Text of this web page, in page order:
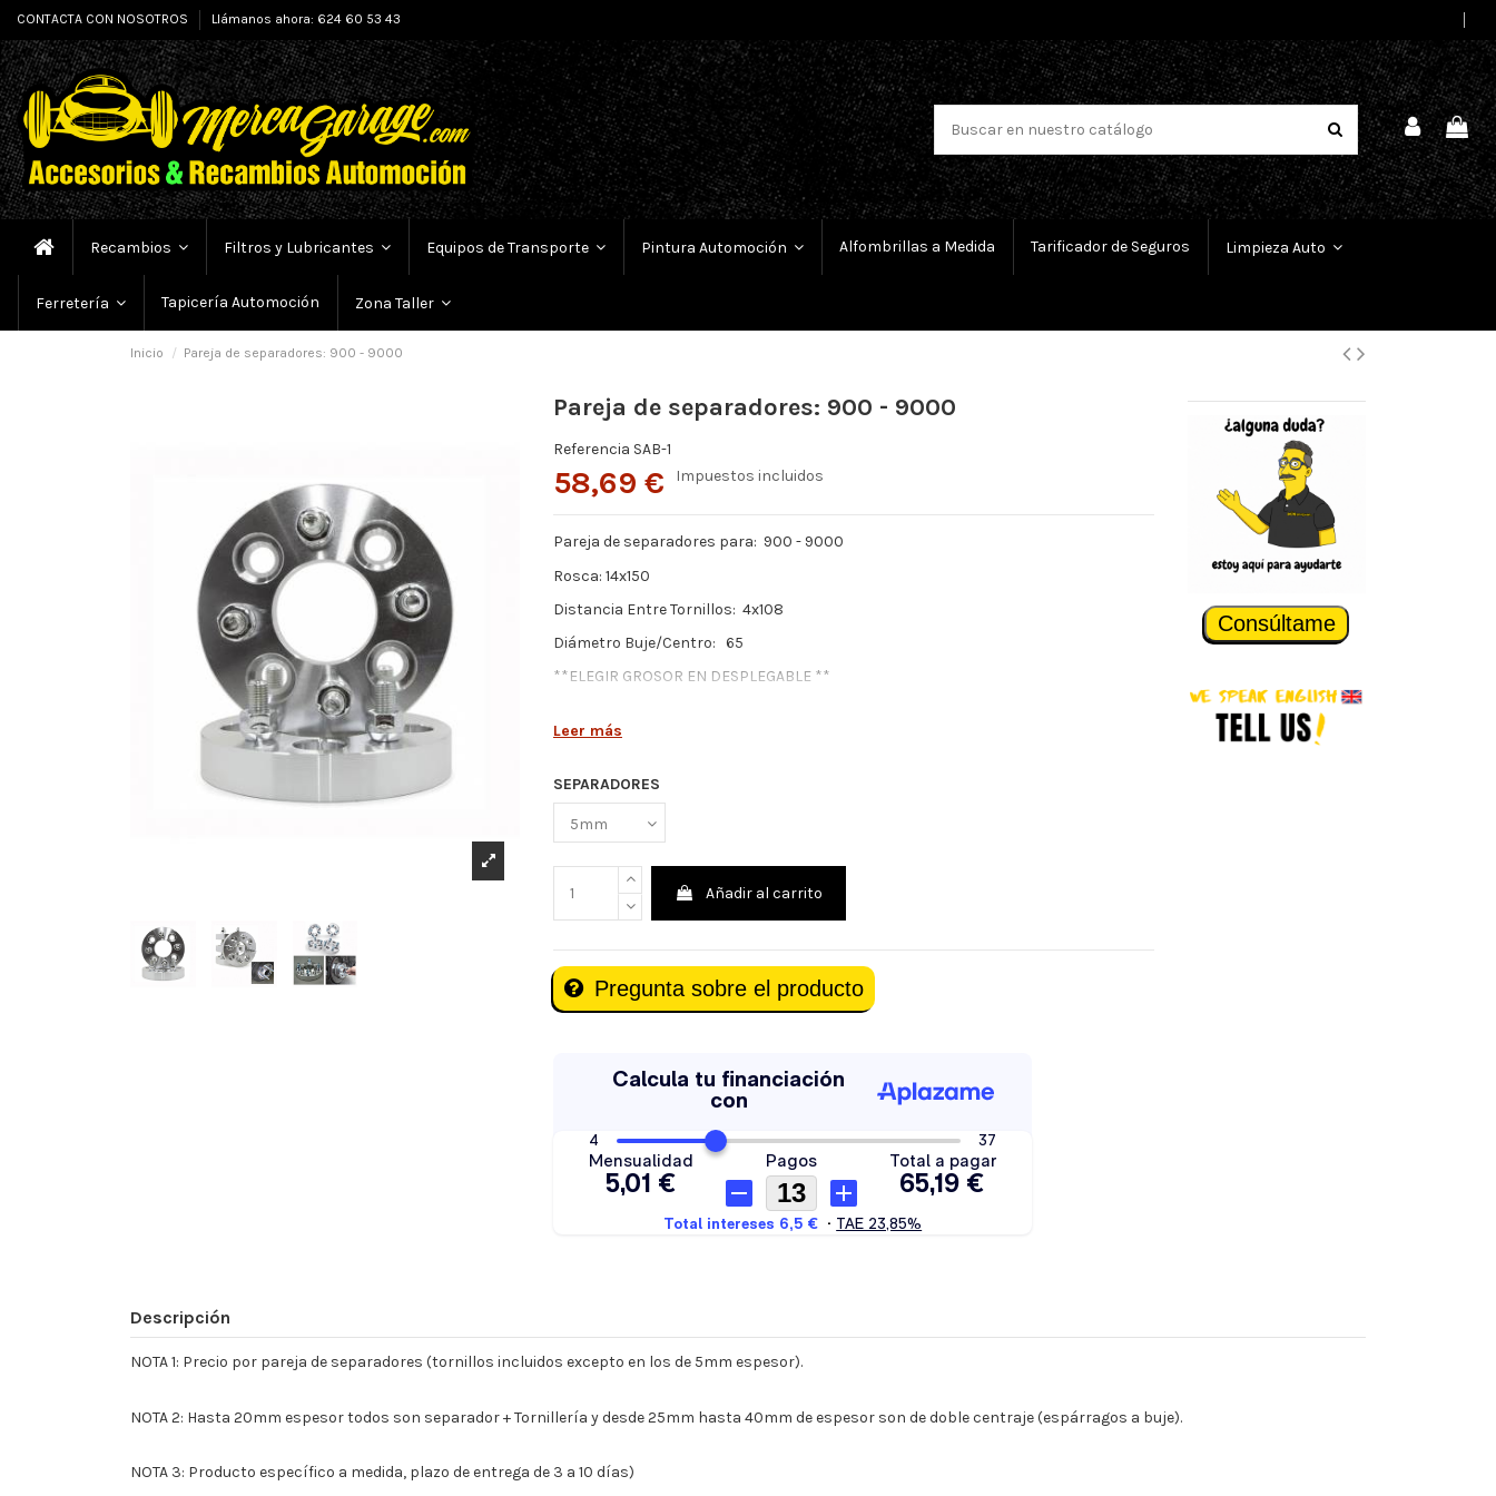
CONTACTA CON NOSOTROS Llámanos ahora: 624 60 53 43
Recambios Filtros y Lubricantes Equipos de Transporte Pintura Automoción Alfombrillas a Medida Tarificador de Seguros Limpieza Auto
Ferretería Tapicería Automoción Zona Taller
Inicio Pareja de separadores: 900 - 9000
Pareja de separadores: 900 - 9000
Referencia SAB-1
58,69 € Impuestos incluidos
Pareja de separadores para: 900 - 9000
Rosca: 14x150
Distancia Entre Tornillos: 4x108
Diámetro Buje/Centro: 65
**ELEGIR GROSOR EN DESPLEGABLE **
Leer más
SEPARADORES
Añadir al carrito
Pregunta sobre el producto
Consúltame
Descripción
NOTA 1: Precio por pareja de separadores (tornillos incluidos excepto en los de 5mm espesor).
NOTA 2: Hasta 20mm espesor todos son separador + Tornillería y desde 25mm hasta 40mm de espesor son de doble centraje (espárragos a buje).
NOTA 3: Producto específico a medida, plazo de entrega de 3 a 10 días)